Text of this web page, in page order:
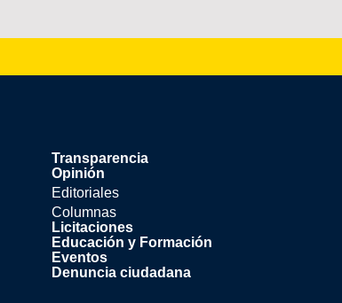
Transparencia
Opinión
Editoriales
Columnas
Licitaciones
Educación y Formación
Eventos
Denuncia ciudadana